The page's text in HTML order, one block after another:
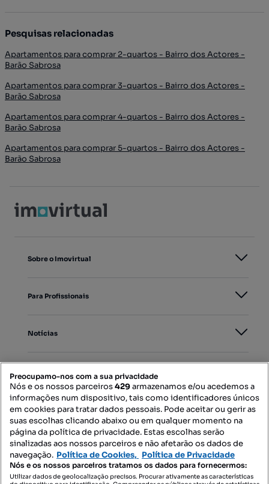
Pesquisas relacionadas
Apartamentos para comprar 2-quartos - Bairro dos Actores -
Barão Sabrosa
Apartamentos para comprar 3-quartos - Bairro dos Actores -
Barão Sabrosa
Apartamentos para comprar 4-quartos - Bairro dos Actores -
Barão Sabrosa
Apartamentos para comprar 5-quartos - Bairro dos Actores -
Barão Sabrosa
Sobre o Imovirtual
Para Profissionais
Notícias
Mapa do Site
Contacte-nos
Preocupamo-nos com a sua privacidade
Nós e os nossos parceiros429armazenamos e/ou acedemos a
informações num dispositivo, tais como identificadores únicos
em cookies para tratar dados pessoais. Pode aceitar ou gerir as
suas escolhas clicando abaixo ou em qualquer momento na
página da política de privacidade. Estas escolhas serão
sinalizadas aos nossos parceiros e não afetarão os dados de
navegação. Política de Cookies, Política de Privacidade
Nós e os nossos parceiros tratamos os dados para fornecermos:
Utilizar dados de geolocalização precisos. Procurar ativamente as características